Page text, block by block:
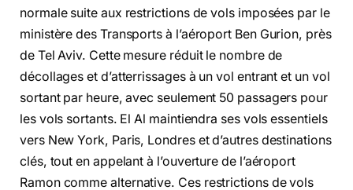
normale suite aux restrictions de vols imposées par le
ministère des Transports à l’aéroport Ben Gurion, près
de Tel Aviv. Cette mesure réduit le nombre de
décollages et d’atterrissages à un vol entrant et un vol
sortant par heure, avec seulement 50 passagers pour
les vols sortants. El Al maintiendra ses vols essentiels
vers New York, Paris, Londres et d’autres destinations
clés, tout en appelant à l’ouverture de l’aéroport
Ramon comme alternative. Ces restrictions de vols